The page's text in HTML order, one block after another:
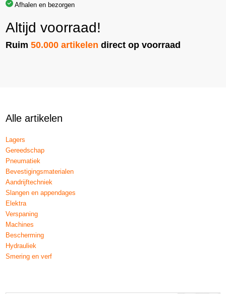
Afhalen en bezorgen
Altijd voorraad!
Ruim50.000 artikelen direct op voorraad
Alle artikelen
Lagers
Gereedschap
Pneumatiek
Bevestigingsmaterialen
Aandrijftechniek
Slangen en appendages
Elektra
Verspaning
Machines
Bescherming
Hydrauliek
Smering en verf